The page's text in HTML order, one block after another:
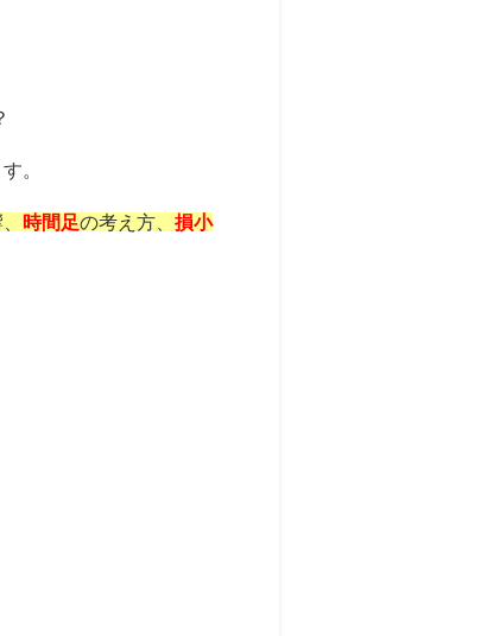
。
時間足の考え方、損小